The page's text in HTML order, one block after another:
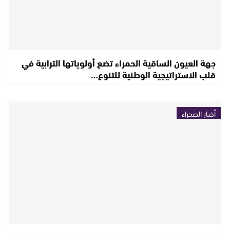
جهة العيون الساقية الحمراء تضع أولوياتها الترابية في
قلب الاستراتيجية الوطنية للتنوع…
أخبار الصحراء